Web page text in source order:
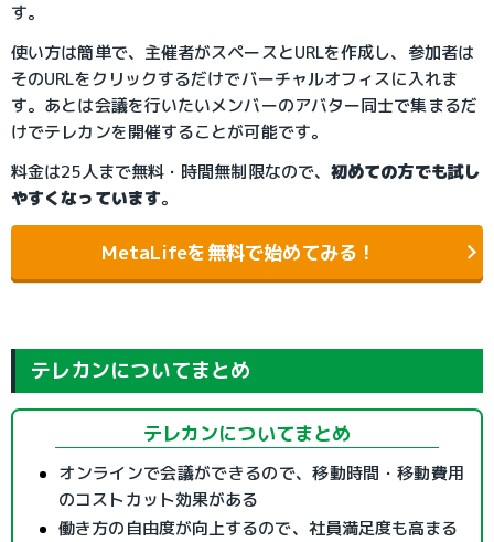
す。
使い方は簡単で、主催者がスペースとURLを作成し、参加者は
そのURLをクリックするだけでバーチャルオフィスに入れま
す。あとは会議を行いたいメンバーのアバター同士で集まるだ
けでテレカンを開催することが可能です。
料金は25人まで無料・時間無制限なので、初めての方でも試し
やすくなっています。
MetaLifeを無料で始めてみる！
テレカンについてまとめ
テレカンについてまとめ
オンラインで会議ができるので、移動時間・移動費用
のコストカット効果がある
働き方の自由度が向上するので、社員満足度も高まる